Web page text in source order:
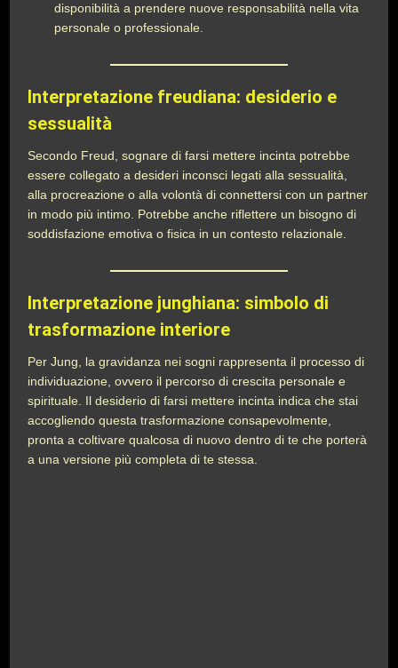
disponibilità a prendere nuove responsabilità nella vita
personale o professionale.
Interpretazione freudiana: desiderio e
sessualità
Secondo Freud, sognare di farsi mettere incinta potrebbe
essere collegato a desideri inconsci legati alla sessualità,
alla procreazione o alla volontà di connettersi con un partner
in modo più intimo. Potrebbe anche riflettere un bisogno di
soddisfazione emotiva o fisica in un contesto relazionale.
Interpretazione junghiana: simbolo di
trasformazione interiore
Per Jung, la gravidanza nei sogni rappresenta il processo di
individuazione, ovvero il percorso di crescita personale e
spirituale. Il desiderio di farsi mettere incinta indica che stai
accogliendo questa trasformazione consapevolmente,
pronta a coltivare qualcosa di nuovo dentro di te che porterà
a una versione più completa di te stessa.